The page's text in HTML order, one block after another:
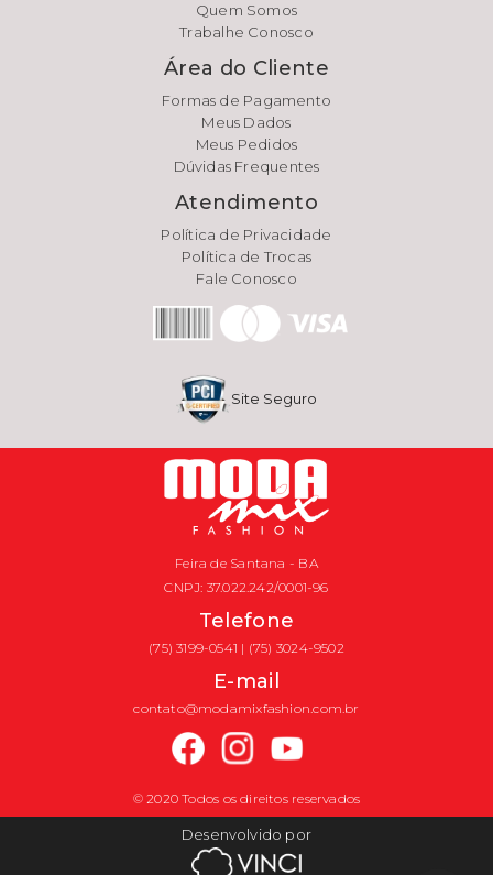
Quem Somos
Trabalhe Conosco
Área do Cliente
Formas de Pagamento
Meus Dados
Meus Pedidos
Dúvidas Frequentes
Atendimento
Política de Privacidade
Política de Trocas
Fale Conosco
Site Seguro
Feira de Santana - BA
CNPJ: 37.022.242/0001-96
Telefone
(75) 3199-0541 | (75) 3024-9502
E-mail
contato@modamixfashion.com.br
© 2020 Todos os direitos reservados
Desenvolvido por